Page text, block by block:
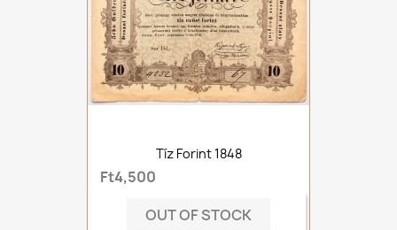
Tíz Forint 1848
Ft4,500
OUT OF STOCK